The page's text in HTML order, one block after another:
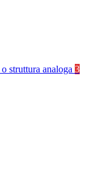
struttura analoga 3